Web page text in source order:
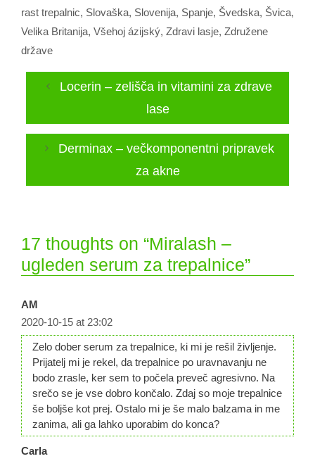
rast trepalnic, Slovaška, Slovenija, Spanje, Švedska, Švica,
Velika Britanija, Všehoj ázijský, Zdravi lasje, Združene
države
Locerin – zelišča in vitamini za zdrave
lase
Derminax – večkomponentni pripravek
za akne
17 thoughts on “Miralash –
ugleden serum za trepalnice”
AM
2020-10-15 at 23:02
Zelo dober serum za trepalnice, ki mi je rešil življenje.
Prijatelj mi je rekel, da trepalnice po uravnavanju ne
bodo zrasle, ker sem to počela preveč agresivno. Na
srečo se je vse dobro končalo. Zdaj so moje trepalnice
še boljše kot prej. Ostalo mi je še malo balzama in me
zanima, ali ga lahko uporabim do konca?
Carla